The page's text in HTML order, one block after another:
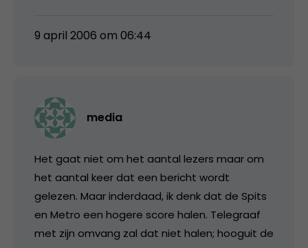
9 april 2006 om 06:44
media
Het gaat niet om het aantal lezers maar om
het aantal keer dat een bericht wordt
gelezen. Maar inderdaad, ik denk dat de Spits
en Metro een hogere score halen. Telegraaf
met zijn omvang zal dat niet halen; hooguit de